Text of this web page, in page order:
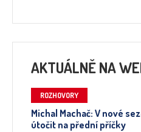
AKTUÁLNĚ NA
ROZHOVORY
Michal Machač: V nové
útočit na přední příčky